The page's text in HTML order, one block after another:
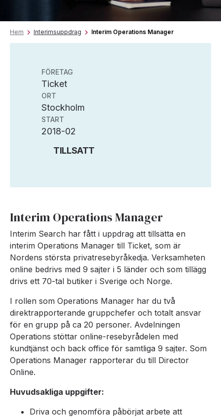
Hem Interimsuppdrag Interim Operations Manager
FÖRETAG
Ticket
ORT
Stockholm
START
2018-02
TILLSATT
Interim Operations Manager
Interim Search har fått i uppdrag att tillsätta en
interim Operations Manager till Ticket, som är
Nordens största privatresebyråkedja. Verksamheten
online bedrivs med 9 sajter i 5 länder och som tillägg
drivs ett 70-tal butiker i Sverige och Norge.
I rollen som Operations Manager har du två
direktrapporterande gruppchefer och totalt ansvar
för en grupp på ca 20 personer. Avdelningen
Operations stöttar online-resebyrådelen med
kundtjänst och back office för samtliga 9 sajter. Som
Operations Manager rapporterar du till Director
Online.
Huvudsakliga uppgifter:
Driva och genomföra påbörjat arbete att